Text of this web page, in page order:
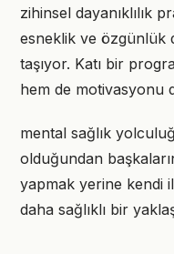
zihinsel dayanıklılık
esneklik ve özgünlük
taşıyor. Katı bir
hem de motivasyonu
mental sağlık
olduğundan
yapmak yerine kendi
daha sağlıklı bir